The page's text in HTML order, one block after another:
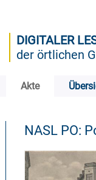
DIGITALER
der örtlichen
Akte
NASL PO: